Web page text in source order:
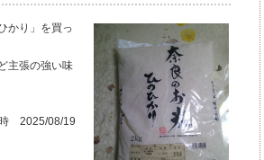
かり」を買っ
主張の強い味
2025/08/19